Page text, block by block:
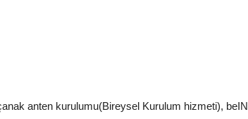
anten kurulumu(Bireysel Kurulum hizmeti), beIN